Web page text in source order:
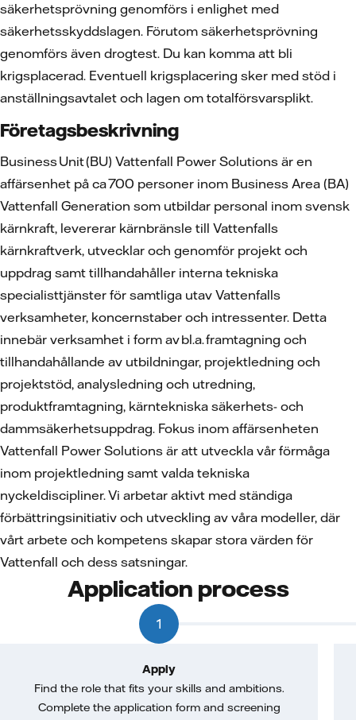
säkerhetsprövning genomförs i enlighet med
säkerhetsskyddslagen. Förutom säkerhetsprövning
genomförs även drogtest. Du kan komma att bli
krigsplacerad. Eventuell krigsplacering sker med stöd i
anställningsavtalet och lagen om totalförsvarsplikt.
Företagsbeskrivning
Business Unit (BU) Vattenfall Power Solutions är en
affärsenhet på ca 700 personer inom Business Area (BA)
Vattenfall Generation som utbildar personal inom svensk
kärnkraft, levererar kärnbränsle till Vattenfalls
kärnkraftverk, utvecklar och genomför projekt och
uppdrag samt tillhandahåller interna tekniska
specialisttjänster för samtliga utav Vattenfalls
verksamheter, koncernstaber och intressenter. Detta
innebär verksamhet i form av bl.a. framtagning och
tillhandahållande av utbildningar, projektledning och
projektstöd, analysledning och utredning,
produktframtagning, kärntekniska säkerhets- och
dammsäkerhetsuppdrag. Fokus inom affärsenheten
Vattenfall Power Solutions är att utveckla vår förmåga
inom projektledning samt valda tekniska
nyckeldiscipliner. Vi arbetar aktivt med ständiga
förbättringsinitiativ och utveckling av våra modeller, där
vårt arbete och kompetens skapar stora värden för
Vattenfall och dess satsningar.
Application process
1
Apply
Find the role that fits your skills and ambitions.
Complete the application form and screening